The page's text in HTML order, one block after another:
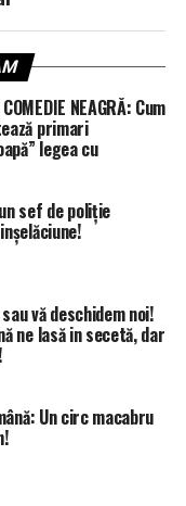
NEAGRĂ: Cum
primari
legea cu
sef de poliție
vă deschidem noi!
ne lasă in secetă, dar
Un circ macabru